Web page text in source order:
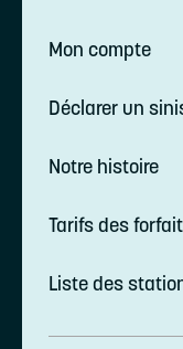
Mon compte
Déclarer un
Notre histoire
Tarifs des
Liste des